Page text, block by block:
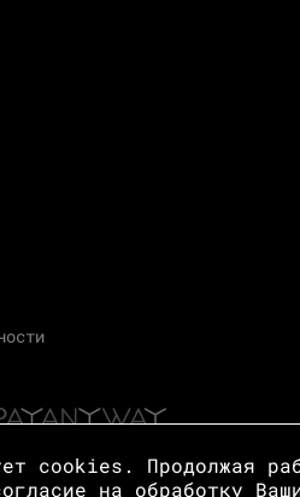
cookies. Продолжая
на обработку